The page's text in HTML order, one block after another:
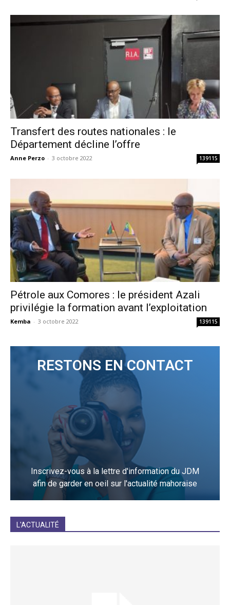
Transfert des routes nationales : le
Département décline l’offre
Anne Perzo - 3 octobre 2022 139115
Pétrole aux Comores : le président Azali
privilégie la formation avant l’exploitation
Kemba - 3 octobre 2022 139115
RESTONS EN CONTACT
Inscrivez-vous à la lettre d'information du JDM
afin de garder en oeil sur l'actualité mahoraise
L'ACTUALITÉ